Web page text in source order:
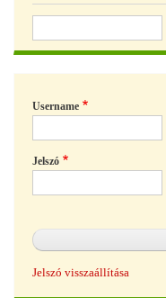
Username
Jelszó
Jelszó visszaállítása